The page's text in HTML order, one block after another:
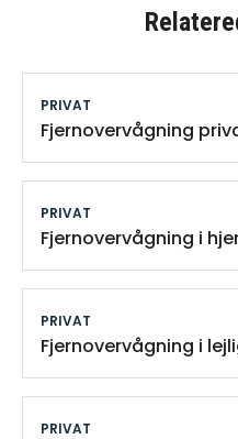
PRIVAT
Fjernovervågning
PRIVAT
Fjernovervågning i
PRIVAT
Fjernovervågning i
PRIVAT